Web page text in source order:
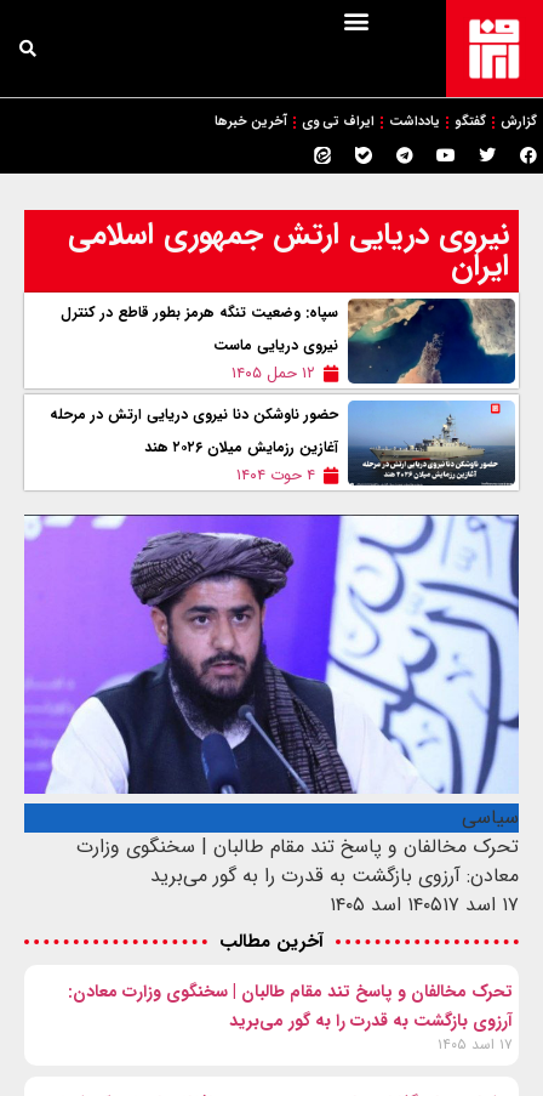
گزارش گفتگو یادداشت ایراف تی وی آخرین خبرها
نیروی دریایی ارتش جمهوری اسلامی
ایران
سپاه: وضعیت تنگه هرمز بطور قاطع در کنترل
نیروی دریایی ماست
۱۲ حمل ۱۴۰۵
حضور ناوشکن دنا نیروی دریایی ارتش در مرحله
آغازین رزمایش میلان ۲۰۲۶ هند
۴ حوت ۱۴۰۴
سیاسی
تحرک مخالفان و پاسخ تند مقام طالبان | سخنگوی وزارت
معادن: آرزوی بازگشت به قدرت را به گور می‌برید
۱۷ اسد ۱۴۰۵
۱۷ اسد ۱۴۰۵
آخرین مطالب
تحرک مخالفان و پاسخ تند مقام طالبان | سخنگوی وزارت معادن:
آرزوی بازگشت به قدرت را به گور می‌برید
۱۷ اسد ۱۴۰۵